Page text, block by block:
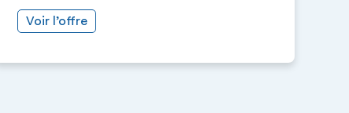
Voir l’offre